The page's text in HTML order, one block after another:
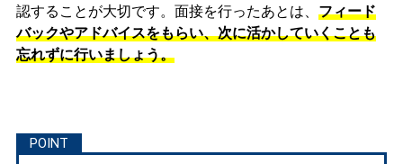
認することが大切です。面接を行ったあとは、 フィード
バックやアドバイスをもらい、次に活かしていくことも
忘れずに行いましょう。